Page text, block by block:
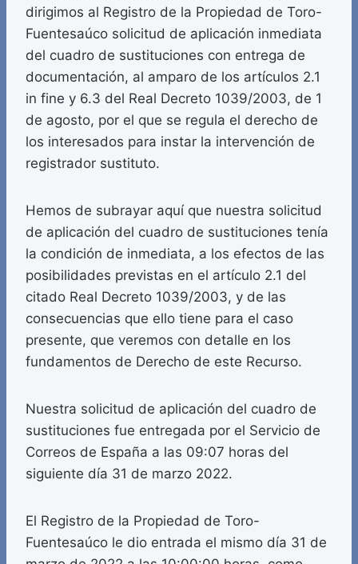
dirigimos al Registro de la Propiedad de Toro-
Fuentesaúco solicitud de aplicación inmediata
del cuadro de sustituciones con entrega de
documentación, al amparo de los artículos 2.1
in fine y 6.3 del Real Decreto 1039/2003, de 1
de agosto, por el que se regula el derecho de
los interesados para instar la intervención de
registrador sustituto.
Hemos de subrayar aquí que nuestra solicitud
de aplicación del cuadro de sustituciones tenía
la condición de inmediata, a los efectos de las
posibilidades previstas en el artículo 2.1 del
citado Real Decreto 1039/2003, y de las
consecuencias que ello tiene para el caso
presente, que veremos con detalle en los
fundamentos de Derecho de este Recurso.
Nuestra solicitud de aplicación del cuadro de
sustituciones fue entregada por el Servicio de
Correos de España a las 09:07 horas del
siguiente día 31 de marzo 2022.
El Registro de la Propiedad de Toro-
Fuentesaúco le dio entrada el mismo día 31 de